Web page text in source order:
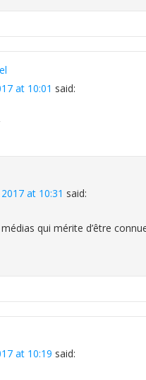
at 10:01 said:
at 10:31 said:
qui mérite d’être
at 10:19 said: